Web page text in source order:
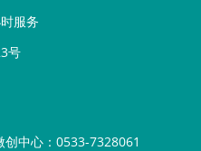
服务
号
创中心：0533-7328061